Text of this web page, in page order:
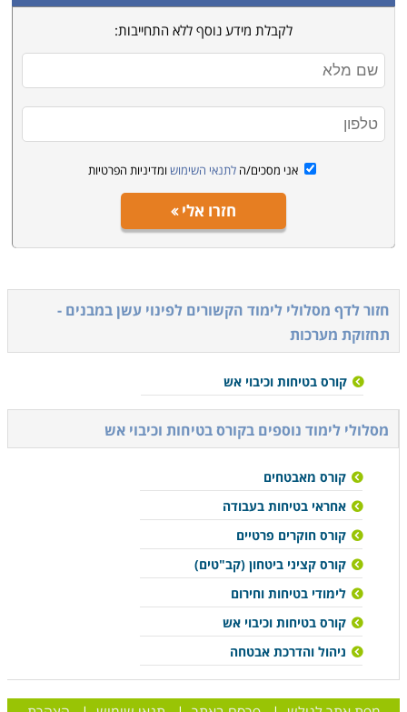
לקבלת מידע נוסף ללא התחייבות:
אני מסכים/ה לתנאי השימוש ומדיניות הפרטיות
חזרו אלי
חזור לדף מסלולי לימוד הקשורים לפינוי עשן במבנים -
תחזוקת מערכות
קורס בטיחות וכיבוי אש
מסלולי לימוד נוספים בקורס בטיחות וכיבוי אש
קורס מאבטחים
אחראי בטיחות בעבודה
קורס חוקרים פרטיים
קורס קציני ביטחון (קב"טים)
לימודי בטיחות וחירום
קורס בטיחות וכיבוי אש
ניהול והדרכת אבטחה